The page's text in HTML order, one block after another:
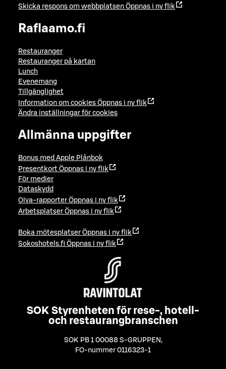
Skicka respons om webbplatsen Öppnas i ny flik
Raflaamo.fi
Restauranger
Restauranger på kartan
Lunch
Evenemang
Tillgänglighet
Information om cookies Öppnas i ny flik
Ändra inställningar för cookies
Allmänna uppgifter
Bonus med Apple Plånbok
Presentkort Öppnas i ny flik
För medier
Dataskydd
Oiva-rapporter Öppnas i ny flik
Arbetsplatser Öppnas i ny flik
Boka mötesplatser Öppnas i ny flik
Sokoshotels.fi Öppnas i ny flik
SOK Styrenheten för rese-, hotell-
och restaurangbranschen
SOK PB 1 00088 S-GRUPPEN ,
FO-nummer 0116323-1